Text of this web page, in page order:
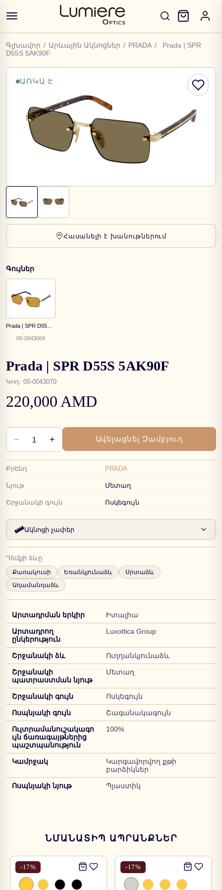
Գլխավոր / Արևային Ակնոցներ / PRADA /
Prada | SPR
D55S 5AK90F
ԱՌԿԱ Է
Հասանելի է խանութներում
Գույներ
00-0043069
Prada | SPR D55S 5AK90F
Կոդ: 00-0043070
220,000 AMD
− 1 + Ավելացնել Զամբյուղ
Բրենդ PRADA
Նյութ Մետաղ
Շրջանակի գույն Ոսկեգույն
Ակնոցի չափեր
Դեմքի ձևը
Քառակուսի Եռանկյունաձև
Սրտաձև
Ադամանդաձև
Արտադրման երկիր Իտալիա
Արտադրող
ընկերություն
Luxottica Group
Շրջանակի ձև Ուղղանկյունաձև
Շրջանակի
պատրաստման նյութ
Մետաղ
Շրջանակի գույն Ոսկեգույն
Ոսպնյակի գույն Շագանակագույն
Ուլտրամանուշակագո
ւյն ճառագայթներից
պաշտպանություն
100%
Կամրջակ
Կարգավորվող քթի
բարձիկներ
Ոսպնյակի նյութ Պլաստիկ
ՆՄԱՆԱՏԻՊ ԱՊՐԱՆՔՆԵՐ
-17% -17%